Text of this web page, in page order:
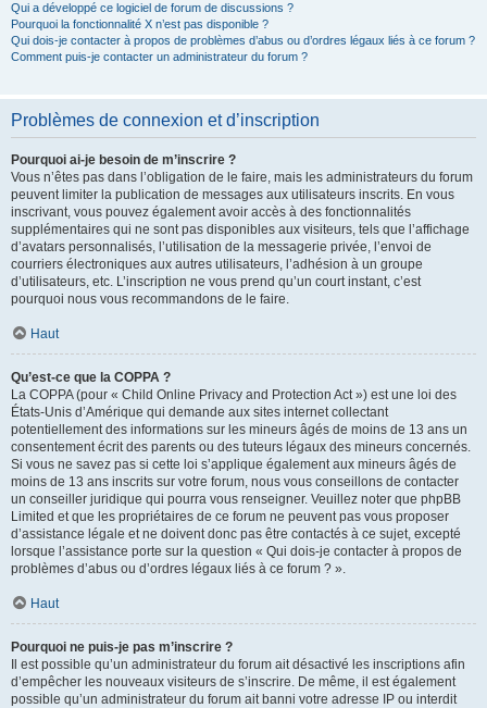
Qui a développé ce logiciel de forum de discussions ?
Pourquoi la fonctionnalité X n’est pas disponible ?
Qui dois-je contacter à propos de problèmes d’abus ou d’ordres légaux liés à ce forum ?
Comment puis-je contacter un administrateur du forum ?
Problèmes de connexion et d’inscription
Pourquoi ai-je besoin de m’inscrire ?
Vous n’êtes pas dans l’obligation de le faire, mais les administrateurs du forum
peuvent limiter la publication de messages aux utilisateurs inscrits. En vous
inscrivant, vous pouvez également avoir accès à des fonctionnalités
supplémentaires qui ne sont pas disponibles aux visiteurs, tels que l’affichage
d’avatars personnalisés, l’utilisation de la messagerie privée, l’envoi de
courriers électroniques aux autres utilisateurs, l’adhésion à un groupe
d’utilisateurs, etc. L’inscription ne vous prend qu’un court instant, c’est
pourquoi nous vous recommandons de le faire.
Haut
Qu’est-ce que la COPPA ?
La COPPA (pour « Child Online Privacy and Protection Act ») est une loi des
États-Unis d’Amérique qui demande aux sites internet collectant
potentiellement des informations sur les mineurs âgés de moins de 13 ans un
consentement écrit des parents ou des tuteurs légaux des mineurs concernés.
Si vous ne savez pas si cette loi s’applique également aux mineurs âgés de
moins de 13 ans inscrits sur votre forum, nous vous conseillons de contacter
un conseiller juridique qui pourra vous renseigner. Veuillez noter que phpBB
Limited et que les propriétaires de ce forum ne peuvent pas vous proposer
d’assistance légale et ne doivent donc pas être contactés à ce sujet, excepté
lorsque l’assistance porte sur la question « Qui dois-je contacter à propos de
problèmes d’abus ou d’ordres légaux liés à ce forum ? ».
Haut
Pourquoi ne puis-je pas m’inscrire ?
Il est possible qu’un administrateur du forum ait désactivé les inscriptions afin
d’empêcher les nouveaux visiteurs de s’inscrire. De même, il est également
possible qu’un administrateur du forum ait banni votre adresse IP ou interdit